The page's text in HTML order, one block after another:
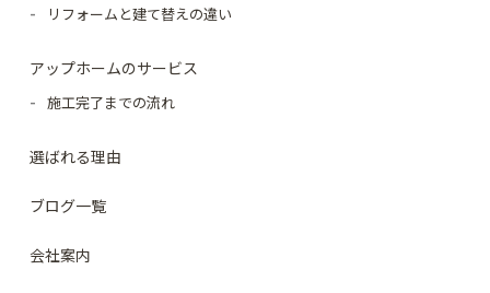
リフォームと建て替えの違い
アップホームのサービス
施工完了までの流れ
選ばれる理由
ブログ一覧
会社案内